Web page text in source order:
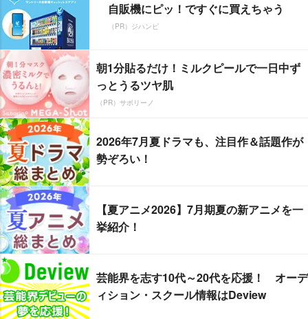
自販機にピッ！ですぐに買えちゃう
（PR）ジハンピ
朝1分貼るだけ！ミルクピールで一日中ず
っとうるツヤ肌
（PR）サボリーノ
2026年7月夏ドラマも、注目作＆話題作が
勢ぞろい！
【夏アニメ2026】7月期夏の新アニメを一
挙紹介！
芸能界を志す10代～20代を応援！ オーデ
ィション・スクール情報はDeview